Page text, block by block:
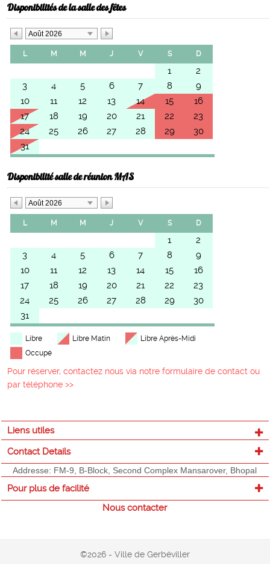
Disponibilités de la salle des fêtes
Août 2026
L M M J V S D
1
2
3
4 5 6 7 8
9
10
11 12 13 14 15
16
17
18 19 20 21 22
23
24
25 26 27 28 29
30
31
Disponibilité salle de réunion MAS
Août 2026
L M M J V S D
1
2
3
4 5 6 7 8
9
10
11 12 13 14 15
16
17
18 19 20 21 22
23
24
25 26 27 28 29
30
31
Libre Libre Matin
Libre Après-Midi
Occupé
Pour réserver, contactez nous via notre formulaire de contact ou
par téléphone >>
Liens utiles
Contact Details
Addresse: FM-9, B-Block, Second Complex Mansarover, Bhopal
Pour plus de facilité
Nous contacter
©2026 - Ville de Gerbéviller